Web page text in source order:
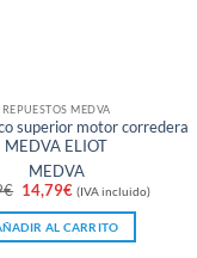
REPUESTOS MEDVA
superior motor corredera
MEDVA ELIOT
MEDVA
€ El
precio
original
era:
17,89€.
14,79€El
precio
actual
es:
14,79€.
(IVA incluido)
AL CARRITO